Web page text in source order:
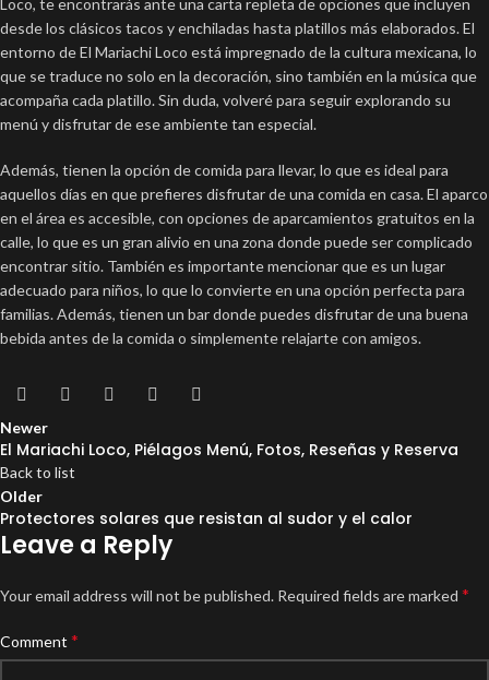
Loco, te encontrarás ante una carta repleta de opciones que incluyen
desde los clásicos tacos y enchiladas hasta platillos más elaborados. El
entorno de El Mariachi Loco está impregnado de la cultura mexicana, lo
que se traduce no solo en la decoración, sino también en la música que
acompaña cada platillo. Sin duda, volveré para seguir explorando su
menú y disfrutar de ese ambiente tan especial.
Además, tienen la opción de comida para llevar, lo que es ideal para
aquellos días en que prefieres disfrutar de una comida en casa. El aparco
en el área es accesible, con opciones de aparcamientos gratuitos en la
calle, lo que es un gran alivio en una zona donde puede ser complicado
encontrar sitio. También es importante mencionar que es un lugar
adecuado para niños, lo que lo convierte en una opción perfecta para
familias. Además, tienen un bar donde puedes disfrutar de una buena
bebida antes de la comida o simplemente relajarte con amigos.
Newer
El Mariachi Loco, Piélagos Menú, Fotos, Reseñas y Reserva
Back to list
Older
Protectores solares que resistan al sudor y el calor
Leave a Reply
Your email address will not be published. Required fields are marked *
Comment *